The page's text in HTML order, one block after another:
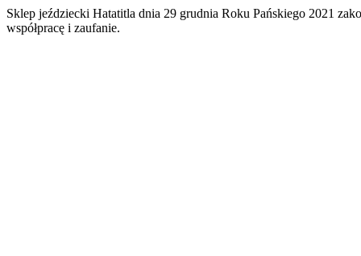
Sklep jeździecki Hatatitla dnia 29 grudnia Roku Pańskiego 2021
współpracę i zaufanie.